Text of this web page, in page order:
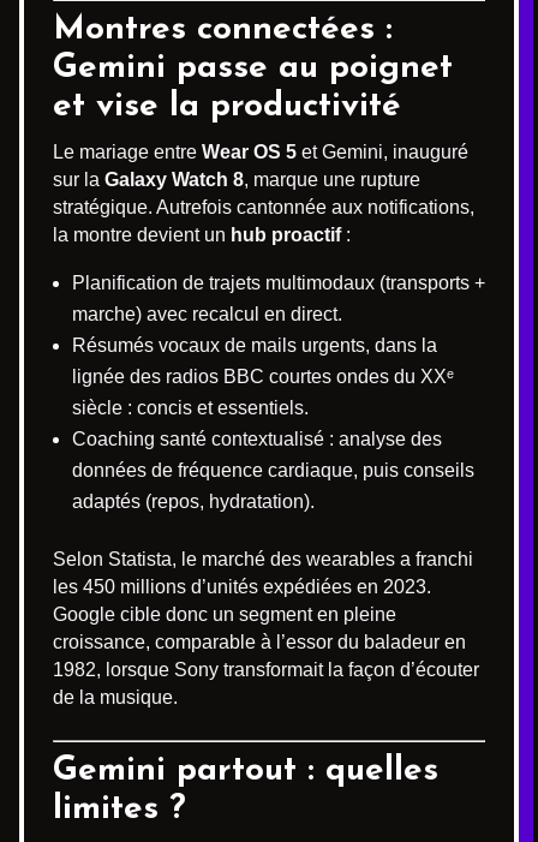
Montres connectées :
Gemini passe au poignet
et vise la productivité
Le mariage entre Wear OS 5 et Gemini, inauguré
sur la Galaxy Watch 8, marque une rupture
stratégique. Autrefois cantonnée aux notifications,
la montre devient un hub proactif:
Planification de trajets multimodaux (transports +
marche) avec recalcul en direct.
Résumés vocaux de mails urgents, dans la
lignée des radios BBC courtes ondes du XXᵉ
siècle : concis et essentiels.
Coaching santé contextualisé : analyse des
données de fréquence cardiaque, puis conseils
adaptés (repos, hydratation).
Selon Statista, le marché des wearables a franchi
les 450 millions d’unités expédiées en 2023.
Google cible donc un segment en pleine
croissance, comparable à l’essor du baladeur en
1982, lorsque Sony transformait la façon d’écouter
de la musique.
Gemini partout : quelles
limites ?